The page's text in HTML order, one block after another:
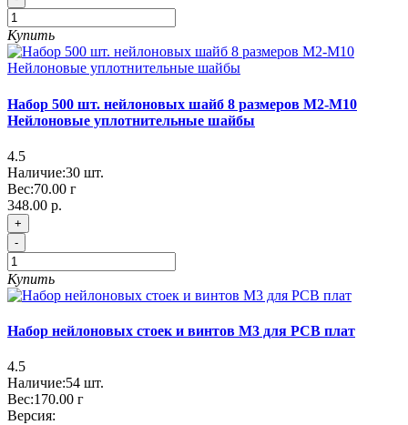
Купить
Набор 500 шт. нейлоновых шайб 8 размеров М2-М10
Нейлоновые уплотнительные шайбы
4.5
Наличие:30 шт.
Вес:70.00 г
348.00 р.
+
-
Купить
Набор нейлоновых стоек и винтов М3 для PCB плат
4.5
Наличие:54 шт.
Вес:170.00 г
Версия: